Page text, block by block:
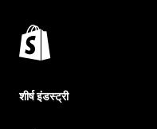
शीर्ष इंडस्ट्री